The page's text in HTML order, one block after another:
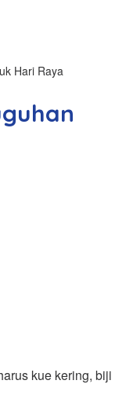
Hari Raya
kue kering, biji